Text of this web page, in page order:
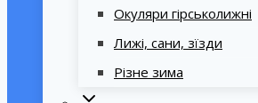
Окуляри гірськолижні
Лижі, сани, зїзди
Різне зима